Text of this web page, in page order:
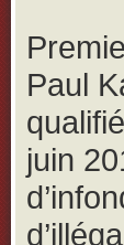
Paul
juin